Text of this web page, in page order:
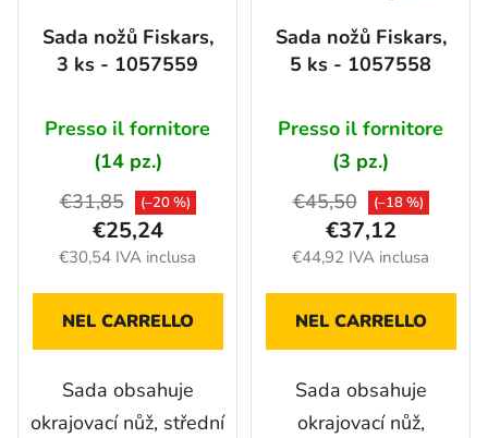
o
t
i
Sada nožů Fiskars,
3 ks - 1057559
Presso il fornitore
(14 pz.)
€30,54 IVA inclusa
€25,24
€31,85 (–20 %)
NEL CARRELLO
Sada obsahuje
okrajovací nůž, střední
Sada nožů Fiskars,
5 ks - 1057558
Presso il fornitore
(3 pz.)
€44,92 IVA inclusa
€37,12
€45,50 (–18 %)
NEL CARRELLO
Sada obsahuje
okrajovací nůž,